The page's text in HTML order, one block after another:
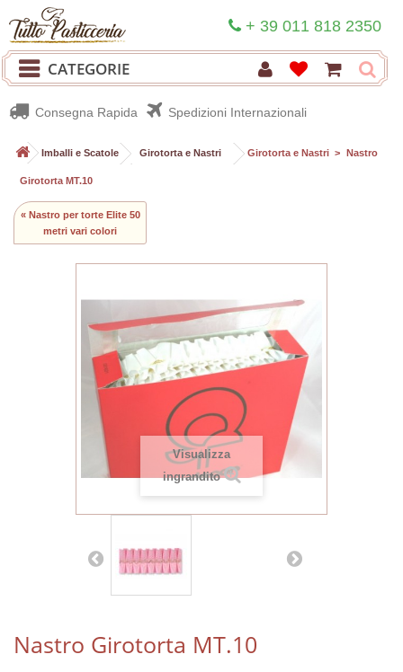
+ 39 011 818 2350
CATEGORIE
Consegna Rapida Spedizioni Internazionali
> Imballi e Scatole >Girotorta e Nastri > Girotorta e Nastri > Nastro
Girotorta MT.10
« Nastro per torte Elite 50
metri vari colori
Visualizza
ingrandito
Nastro Girotorta MT.10